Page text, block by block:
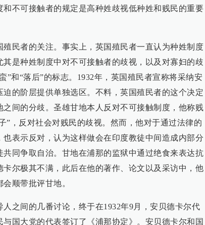
和不可接触者的规定是高种姓歧视低种姓和贱民的重要
民者的关注。事实上，英国殖民者一直认为种姓制度
是种姓制度中对不可接触者的歧视，以及对寡妇的歧
”和“落后”的标志。1932年，英国殖民者宣称将采纳安
迫的阶层提供单独选区。不料，英国殖民者的这个决定
间的分歧。圣雄甘地本人反对不可接触制度，他称贱
”，反对社会对贱民的歧视。然而，他对于通过法律的
表示反对，认为这样做会在印度教徒中间造成内部分
共同争取自治。甘地在浦那的监狱中通过绝食来表达抗
尔极其不满，此后在他的著作、论文以及采访中，他
顺带批评甘地。
之间的几番讨论，终于在1932年9月，安贝德卡尔代
国大党的代表签订了《浦那协定》。安贝德卡尔和国